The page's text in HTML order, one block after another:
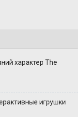
характер The
игрушки